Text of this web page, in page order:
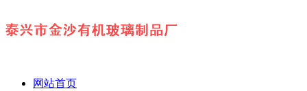
网站首页